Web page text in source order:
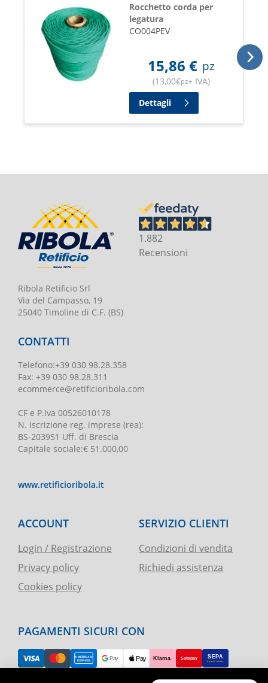
Rocchetto corda per
legatura
CO004PEV
15,86 € pz
(13,00€pz+ IVA)
Dettagli
Ribola Retificio Srl
Via del Campasso, 19
25040 Timoline di C.F. (BS)
1.882
Recensioni
CONTATTI
Telefono:+39 030 98.28.358
Fax: +39 030 98.28.311
ecommerce@retificioribola.com
CF e P.Iva 00526010178
N. iscrizione reg. imprese (rea):
BS-203951 Uff. di Brescia
Capitale sociale:€ 51.000,00
www.retificioribola.it
ACCOUNT
Login / Registrazione
Privacy policy
Cookies policy
SERVIZIO CLIENTI
Condizioni di vendita
Richiedi assistenza
PAGAMENTI SICURI CON